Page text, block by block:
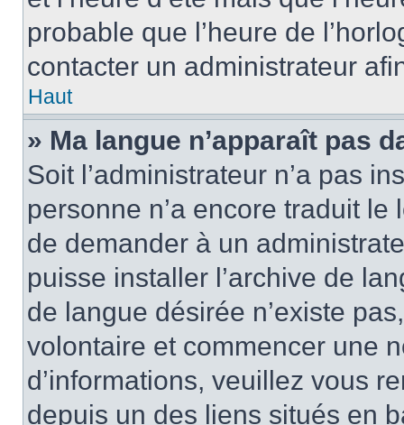
probable que l’heure de
contacter un administrateur
Haut
» Ma langue n’apparaît pas
Soit l’administrateur n’a pas
personne n’a encore traduit
de demander à un
puisse installer l’archive de
de langue désirée n’existe
volontaire et commencer une
d’informations, veuillez vous
depuis un des liens situés en